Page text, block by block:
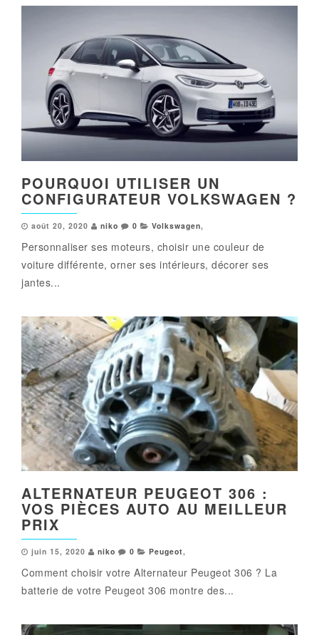
POURQUOI UTILISER UN
CONFIGURATEUR VOLKSWAGEN ?
août 20, 2020 niko 0 Volkswagen,
Personnaliser ses moteurs, choisir une couleur de
voiture différente, orner ses intérieurs, décorer ses
jantes...
ALTERNATEUR PEUGEOT 306 :
VOS PIÈCES AUTO AU MEILLEUR
PRIX
juin 15, 2020 niko 0 Peugeot,
Comment choisir votre Alternateur Peugeot 306 ? La
batterie de votre Peugeot 306 montre des...